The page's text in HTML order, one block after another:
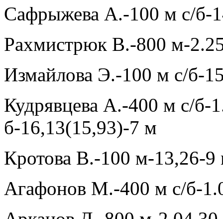
Сафрыжева А.-100 м с/б-
Рахмистрюк В.-800 м-
Измайлова Э.-100 м с/б-
Кудрявцева А.-400 м с/б-
б-16,13(15,93)-7 м
Кротова В.-100 м-13,26-
Агафонов М.-400 м с/б-